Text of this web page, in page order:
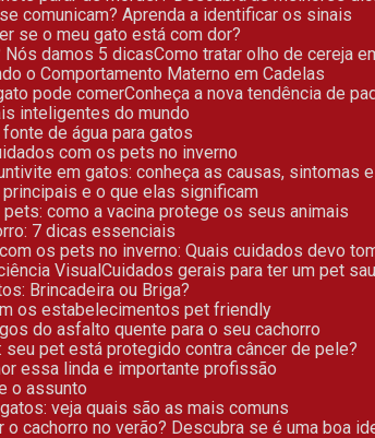
se comunicam? Aprenda a identificar os sinais
se o meu gato está com dor?
Nós damos 5 dicas Como tratar olho de cereja
o Comportamento Materno em Cadelas
pode comer Conheça a nova tendência de
inteligentes do mundo
de água para gatos
com os pets no inverno
em gatos: conheça as causas, sintomas
principais e o que elas significam
pets: como a vacina protege os seus animais
7 dicas essenciais
com os pets no inverno: Quais cuidados devo
Visual Cuidados gerais para ter um pet
Brincadeira ou Briga?
os estabelecimentos pet friendly
do asfalto quente para o seu cachorro
seu pet está protegido contra câncer de pele?
essa linda e importante profissão
o assunto
gatos: veja quais são as mais comuns
o cachorro no verão? Descubra se é uma boa